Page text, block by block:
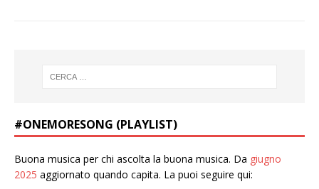
#ONEMORESONG (PLAYLIST)
Buona musica per chi ascolta la buona musica. Da giugno
2025 aggiornato quando capita. La puoi seguire qui: